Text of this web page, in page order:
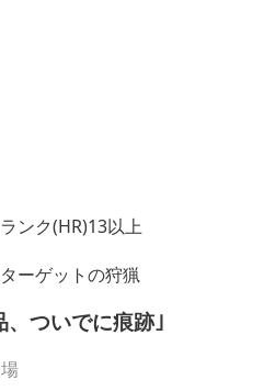
ンク(HR)13以上
ーゲットの狩猟
ついでに痕跡｣